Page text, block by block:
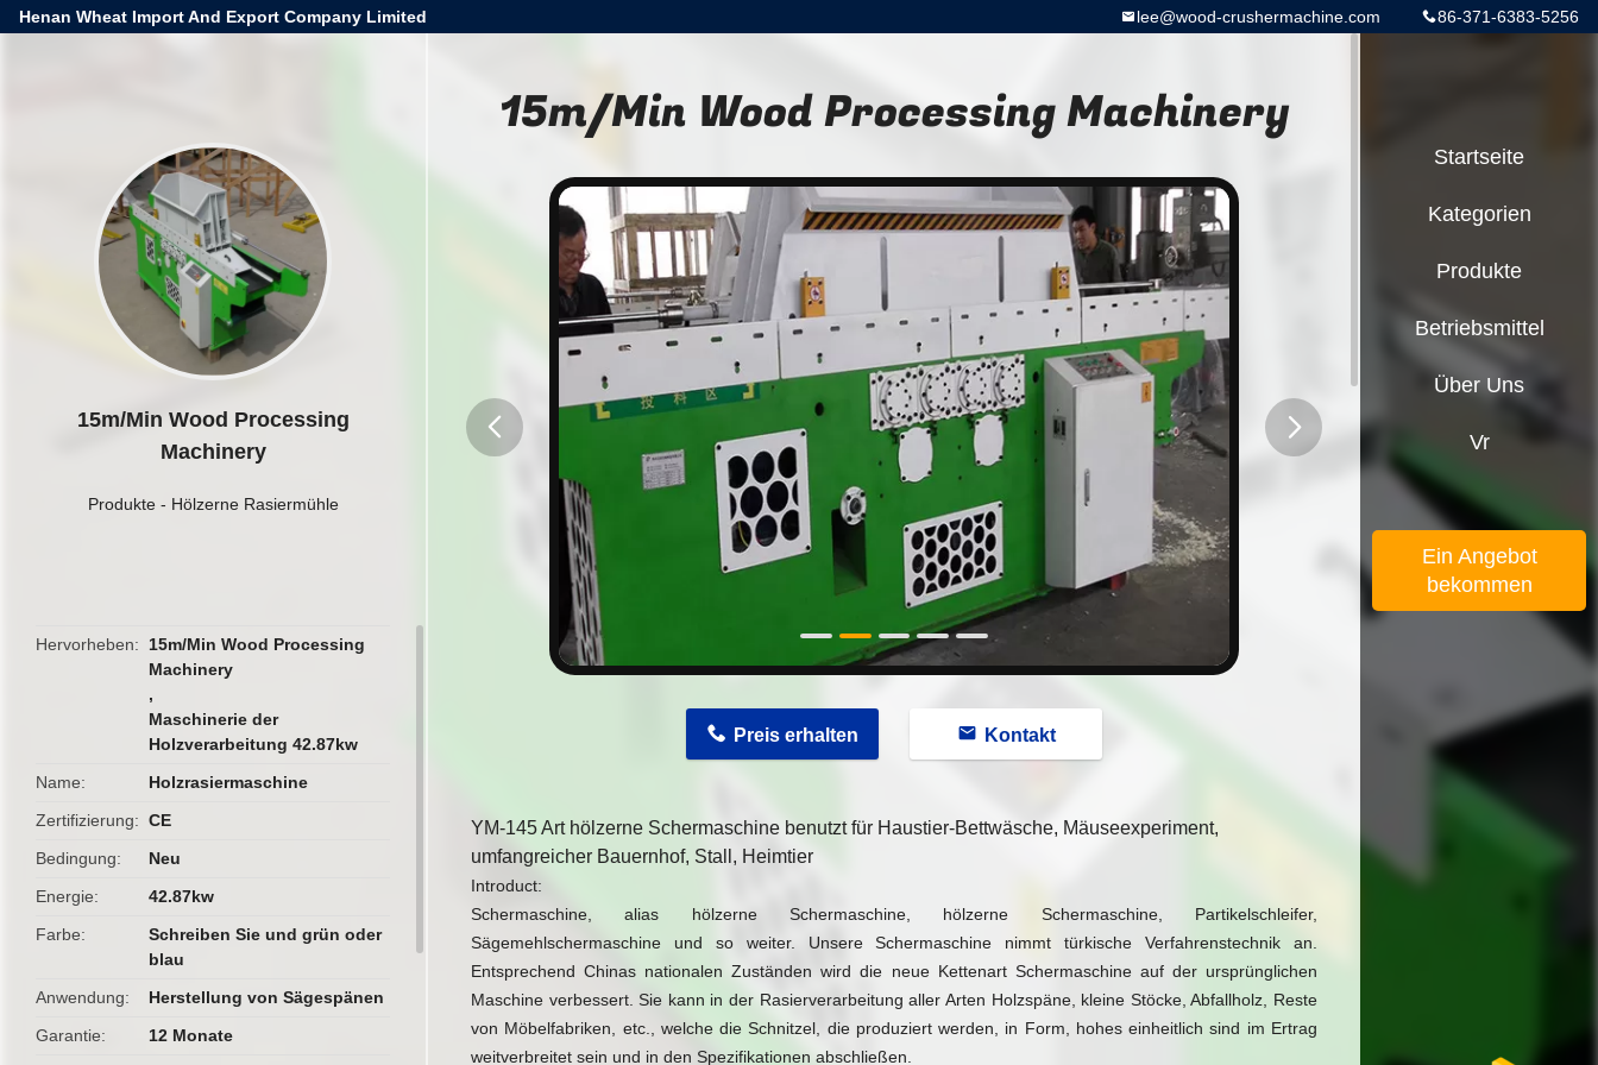
Henan Wheat Import And Export Company Limited 86-371-6383-5256
lee@wood-crushermachine.com
15m/Min Wood Processing
Machinery
Produkte- Hölzerne Rasiermühle
Hervorheben
15m/Min Wood Processing
Machinery
,
Maschinerie der
Holzverarbeitung 42.87kw
Name
Holzrasiermaschine
Zertifizierung
CE
Bedingung
Neu
Energie
42.87kw
Farbe
Schreiben Sie und grün oder
blau
Anwendung
Herstellung von Sägespänen
Garantie
12 Monate
15m/Min Wood Processing Machinery
Preis erhalten Kontakt
YM-145 Art hölzerne Schermaschine benutzt für Haustier-Bettwäsche, Mäuseexperiment,
umfangreicher Bauernhof, Stall, Heimtier
Introduct:
Schermaschine, alias hölzerne Schermaschine, hölzerne Schermaschine, Partikelschleifer,
Sägemehlschermaschine und so weiter. Unsere Schermaschine nimmt türkische Verfahrenstechnik an.
Entsprechend Chinas nationalen Zuständen wird die neue Kettenart Schermaschine auf der ursprünglichen
Maschine verbessert. Sie kann in der Rasierverarbeitung aller Arten Holzspäne, kleine Stöcke, Abfallholz, Reste
von Möbelfabriken, etc., welche die Schnitzel, die produziert werden, in Form, hohes einheitlich sind im Ertrag
weitverbreitet sein und in den Spezifikationen abschließen.
Startseite
Kategorien
Produkte
Betriebsmittel
Über Uns
Vr
Ein Angebot
bekommen